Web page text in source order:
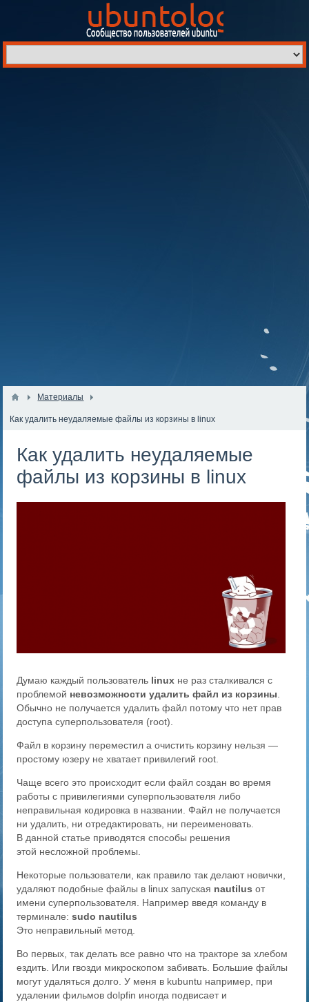
Материалы
Как удалить неудаляемые файлы из корзины в linux
Как удалить неудаляемые
файлы из корзины в linux
Думаю каждый пользователь linux не раз сталкивался с
проблемой невозможности удалить файл из корзины
Обычно не получается удалить файл потому что нет прав
доступа суперпользователя (root).
Файл в корзину переместил а очистить корзину нельзя —
простому юзеру не хватает привилегий root.
Чаще всего это происходит если файл создан во время
работы с привилегиями суперпользователя либо
неправильная кодировка в названии. Файл не получается
ни удалить, ни отредактировать, ни переименовать.
В данной статье приводятся способы решения
этой несложной проблемы.
Некоторые пользователи, как правило так делают новички,
удаляют подобные файлы в linux запуская nautilus от
имени суперпользователя. Например введя команду в
терминале:sudo nautilus
Это неправильный метод.
Во первых, так делать все равно что на тракторе за хлебом
ездить. Или гвозди микроскопом забивать. Большие файлы
могут удаляться долго. У меня в kubuntu например, при
удалении фильмов dolpfin иногда подвисает и